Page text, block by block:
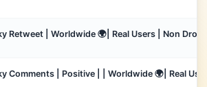
Retweet | Worldwide 🌍| Real Users | Non
Comments | Positive | | Worldwide 🌍| Real